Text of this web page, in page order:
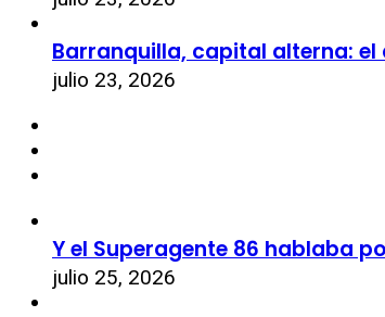
Barranquilla, capital alterna:
julio 23, 2026
Y el Superagente 86 hablaba
julio 25, 2026